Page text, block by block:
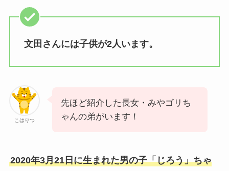
文田さんには子供が2人います。
こはりつ
先ほど紹介した長女・みやゴリち
ゃんの弟がいます！
2020年3月21日に生まれた男の子「じろう」ちゃ